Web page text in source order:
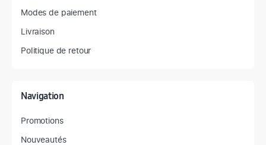
Modes de paiement
Livraison
Politique de retour
Navigation
Promotions
Nouveautés